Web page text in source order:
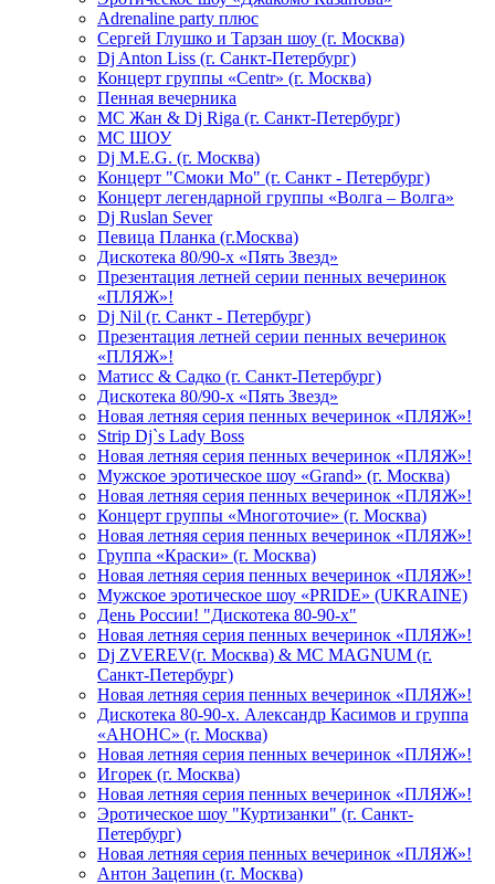
Adrenaline party плюс
Сергей Глушко и Тарзан шоу (г. Москва)
Dj Anton Liss (г. Санкт-Петербург)
Концерт группы «Centr» (г. Москва)
Пенная вечерника
МС Жан & Dj Riga (г. Санкт-Петербург)
МС ШОУ
Dj M.E.G. (г. Москва)
Концерт "Смоки Мо" (г. Санкт - Петербург)
Концерт легендарной группы «Волга – Волга»
Dj Ruslan Sever
Певица Планка (г.Москва)
Дискотека 80/90-х «Пять Звезд»
Презентация летней серии пенных вечеринок
«ПЛЯЖ»!
Dj Nil (г. Санкт - Петербург)
Презентация летней серии пенных вечеринок
«ПЛЯЖ»!
Матисс & Садко (г. Санкт-Петербург)
Дискотека 80/90-х «Пять Звезд»
Новая летняя серия пенных вечеринок «ПЛЯЖ»!
Strip Dj`s Lady Boss
Новая летняя серия пенных вечеринок «ПЛЯЖ»!
Мужское эротическое шоу «Grand» (г. Москва)
Новая летняя серия пенных вечеринок «ПЛЯЖ»!
Концерт группы «Многоточие» (г. Москва)
Новая летняя серия пенных вечеринок «ПЛЯЖ»!
Группа «Краски» (г. Москва)
Новая летняя серия пенных вечеринок «ПЛЯЖ»!
Мужское эротическое шоу «PRIDE» (UKRAINE)
День России! "Дискотека 80-90-х"
Новая летняя серия пенных вечеринок «ПЛЯЖ»!
Dj ZVEREV(г. Москва) & MC MAGNUM (г.
Санкт-Петербург)
Новая летняя серия пенных вечеринок «ПЛЯЖ»!
Дискотека 80-90-х. Александр Касимов и группа
«АНОНС» (г. Москва)
Новая летняя серия пенных вечеринок «ПЛЯЖ»!
Игорек (г. Москва)
Новая летняя серия пенных вечеринок «ПЛЯЖ»!
Эротическое шоу "Куртизанки" (г. Санкт-
Петербург)
Новая летняя серия пенных вечеринок «ПЛЯЖ»!
Антон Зацепин (г. Москва)